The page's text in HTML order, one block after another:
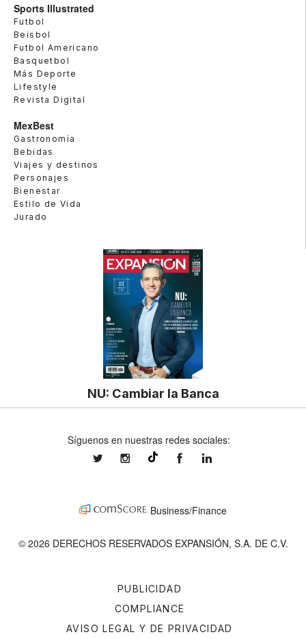
Sports Illustrated
Futbol
Beisbol
Futbol Americano
Basquetbol
Más Deporte
Lifestyle
Revista Digital
MexBest
Gastronomía
Bebidas
Viajes y destinos
Personajes
Bienestar
Estilo de Vida
Jurado
NU: Cambiar la Banca
PUBLICIDAD
COMPLIANCE
AVISO LEGAL Y DE PRIVACIDAD
Síguenos en nuestras redes sociales:
expansionmxexpansionmx ExpansionMex
Business/Finance
© 2026 DERECHOS RESERVADOS EXPANSIÓN, S.A. DE C.V.